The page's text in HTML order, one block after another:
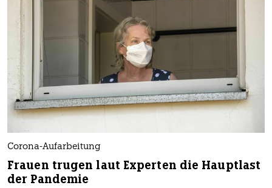
Corona-Aufarbeitung
Frauen trugen laut Experten die Hauptlast
der Pandemie